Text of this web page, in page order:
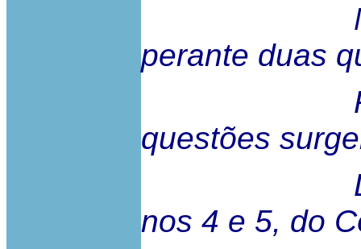
Na
perante duas
Porém,
questões
De
nos 4 e 5, do